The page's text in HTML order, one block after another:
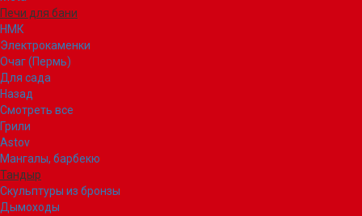
Печи для бани
НМК
Электрокаменки
Очаг (Пермь)
Для сада
Назад
Смотреть все
Грили
Astov
Мангалы, барбекю
Тандыр
Скульптуры из бронзы
Дымоходы